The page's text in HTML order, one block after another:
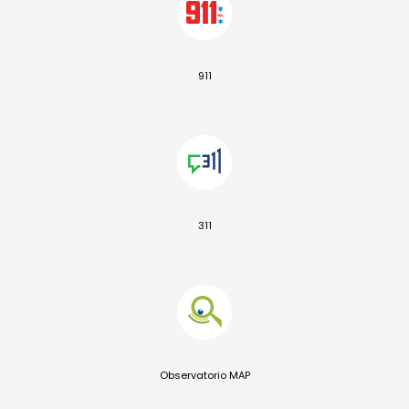
911
311
Observatorio MAP